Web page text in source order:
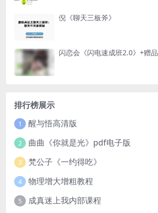
倪《聊天三板斧》
闪恋会《闪电速成班2.0》+赠品
排行榜展示
1 醒与悟高清版
2 曲曲《你就是光》pdf电子版
3 梵公子《一约得吃》
4 物理增大增粗教程
5 成真迷上我内部课程